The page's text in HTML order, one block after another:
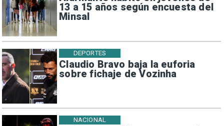
13 a 15 años según encuesta del
Minsal
Claudio Bravo baja la euforia
sobre fichaje de Vozinha
DEPORTES
NACIONAL